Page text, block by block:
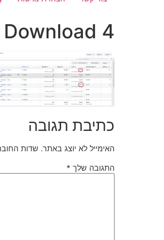
4
כתיבת תגובה
האימייל לא יוצג באתר. שדות
התגובה שלך *